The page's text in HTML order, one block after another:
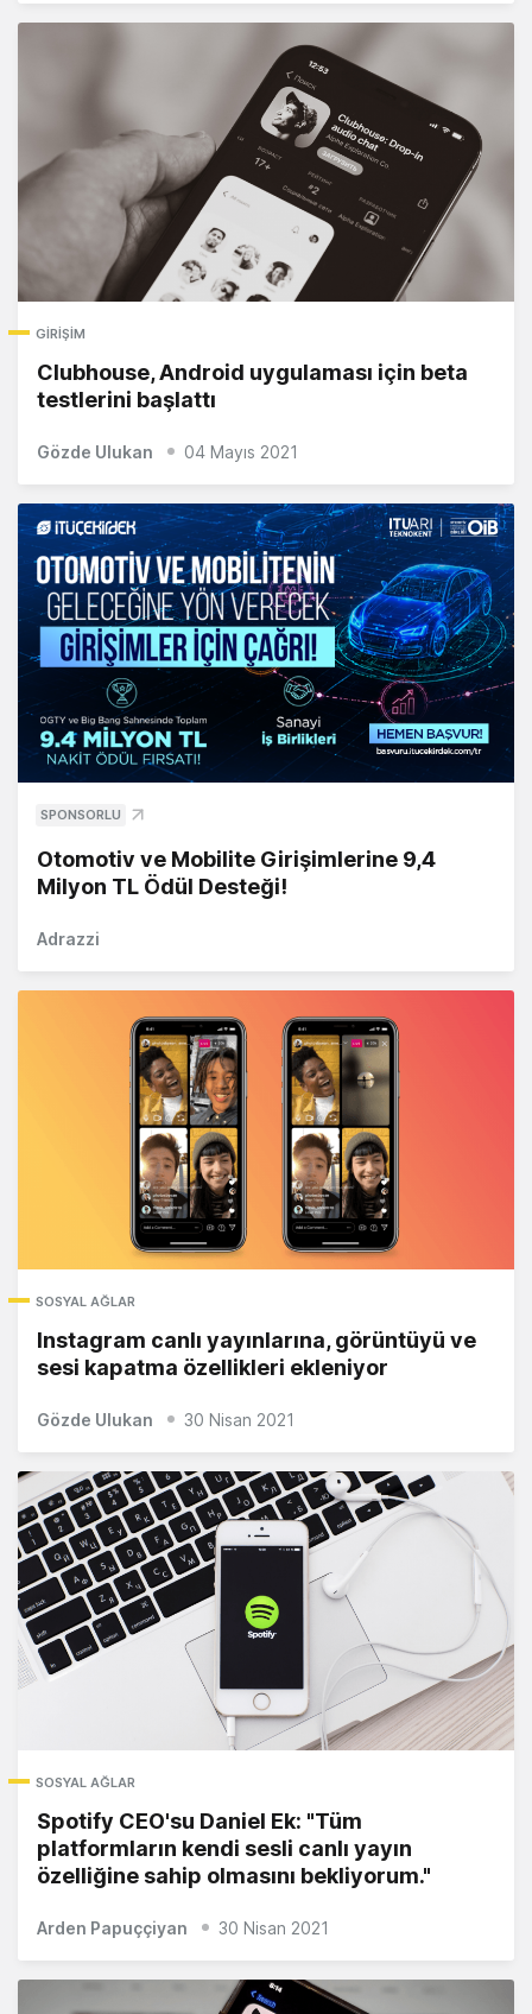
GIRIŞIM
Clubhouse, Android uygulaması için beta
testlerini başlattı
Gözde Ulukan 04 Mayıs 2021
SPONSORLU
Otomotiv ve Mobilite Girişimlerine 9,4
Milyon TL Ödül Desteği!
Adrazzi
SOSYAL AĞLAR
Instagram canlı yayınlarına, görüntüyü ve
sesi kapatma özellikleri ekleniyor
Gözde Ulukan 30 Nisan 2021
SOSYAL AĞLAR
Spotify CEO'su Daniel Ek: "Tüm
platformların kendi sesli canlı yayın
özelliğine sahip olmasını bekliyorum."
Arden Papuççiyan 30 Nisan 2021